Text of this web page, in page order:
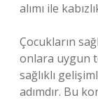
alımı ile
Çocukların
onlara uygun
sağlıklı
adımdır. Bu